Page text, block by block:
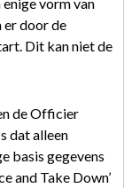
er door de
Dit kan niet de
de Officier
dat alleen
basis gegevens
and Take Down’